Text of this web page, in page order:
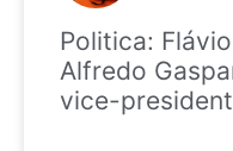
Politica:
Alfredo
vice-